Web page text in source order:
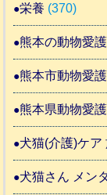
栄養 (370)
熊本の動物愛
熊本市動物愛
熊本県動物愛
犬猫(介護)ケア
犬猫さん メン